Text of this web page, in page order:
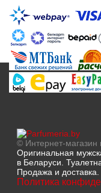
© Интернет-
Оригинальная
в Беларуси.
Продажа и доставка.
Политика